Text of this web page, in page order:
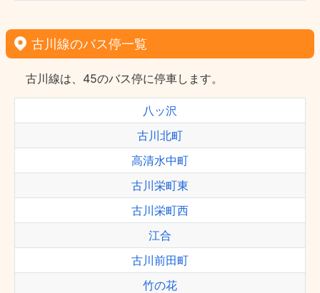
古川線のバス停一覧
古川線は、45のバス停に停車します。
八ッ沢
古川北町
高清水中町
古川栄町東
古川栄町西
江合
古川前田町
竹の花